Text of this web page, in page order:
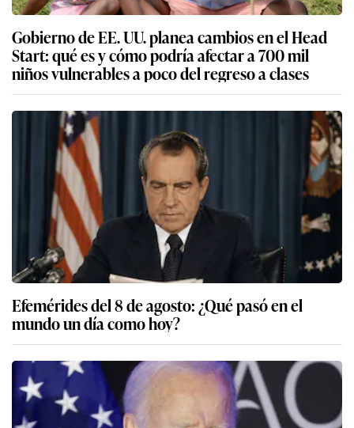
Gobierno de EE. UU. planea cambios en el Head
Start: qué es y cómo podría afectar a 700 mil
niños vulnerables a poco del regreso a clases
Efemérides del 8 de agosto: ¿Qué pasó en el
mundo un día como hoy?